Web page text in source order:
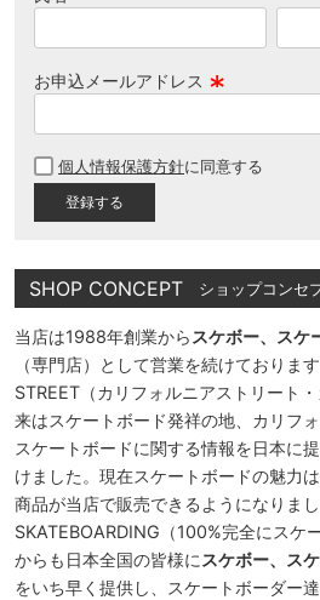
お申込メールアドレス
須
個人情報保護方針に同意する
SHOP CONCEPT ショップコンセ
当店は1988年創業から スケボー、スケ
（専門店）として営業を続けておりま
STREET（カリフォルニアストリート
来はスケートボード発祥の地、カリフ
スケートボードに関する情報を日本に
けました。現在スケートボードの魅力
商品が当店で販売できるようになりま
SKATEBOARDING（100%完全にスケ
からも日本全国の皆様に スケボー、ス
をいち早く提供し、スケートボーダー